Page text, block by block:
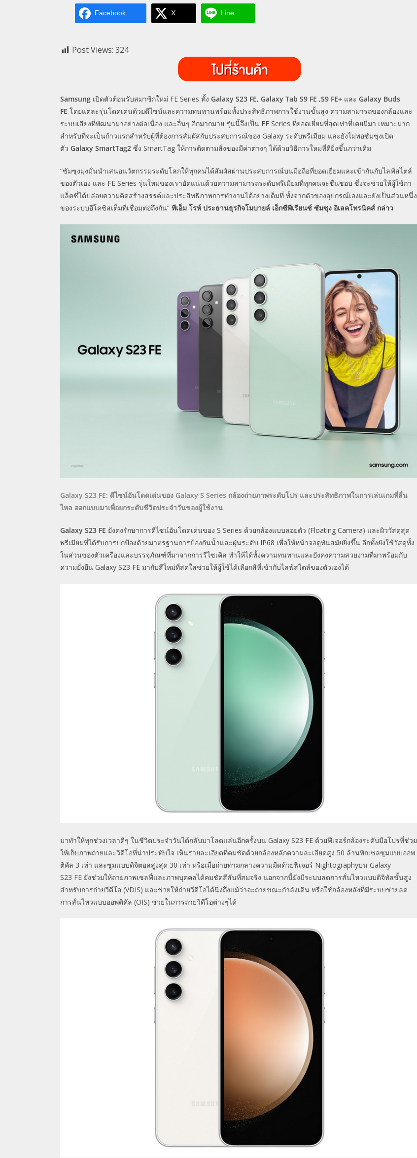
Facebook X Line
Post Views: 324
Samsung เปิดตัวต้อนรับสมาชิกใหม่ FE Series ทั้ง Galaxy S23 FE, Galaxy Tab S9 FE ,S9 FE+ และ Galaxy Buds
FE โดยแต่ละรุ่นโดดเด่นด้วยดีไซน์และความทนทานพร้อมทั้งประสิทธิภาพการใช้งานขั้นสูง ความสามารถของกล้องและ
ระบบเสียงที่พัฒนามาอย่างต่อเนื่อง และอื่นๆ อีกมากมาย รุ่นนี้จึงเป็น FE Series ที่ยอดเยี่ยมที่สุดเท่าที่เคยมีมา เหมาะมาก
สำหรับที่จะเป็นก้าวแรกสำหรับผู้ที่ต้องการสัมผัสกับประสบการณ์ของ Galaxy ระดับพรีเมียม และยังไม่พอซัมซุงเปิด
ตัว Galaxy SmartTag2 ซึ่ง SmartTag ให้การติดตามสิ่งของมีค่าต่างๆ ได้ด้วยวิธีการใหม่ที่ดียิ่งขึ้นกว่าเดิม
“ซัมซุงมุ่งมั่นนำเสนอนวัตกรรมระดับโลกให้ทุกคนได้สัมผัสผ่านประสบการณ์บนมือถือที่ยอดเยี่ยมและเข้ากันกับไลฟ์สไตล์
ของตัวเอง และ FE Series รุ่นใหม่ของเราอัดแน่นด้วยความสามารถระดับพรีเมียมที่ทุกคนจะชื่นชอบ ซึ่งจะช่วยให้ผู้ใช้กา
แล็คซี่ได้ปล่อยความคิดสร้างสรรค์และประสิทธิภาพการทำงานได้อย่างเต็มที่ ทั้งจากตัวของอุปกรณ์เองและยังเป็นส่วนหนึ่ง
ของระบบอีโคซิสเต็มที่เชื่อมต่อถึงกัน” ทีเอ็ม โรห์ ประธานธุรกิจโมบายล์ เอ็กซีพีเรียนซ์ ซัมซุง อิเลคโทรนิคส์ กล่าว
Galaxy S23 FE: ดีไซน์อันโดดเด่นของ Galaxy S Series กล้องถ่ายภาพระดับโปร และประสิทธิภาพในการเล่นเกมที่ลื่น
ไหล ออกแบบมาเพื่อยกระดับชีวิตประจำวันของผู้ใช้งาน
Galaxy S23 FE ยังคงรักษาการดีไซน์อันโดดเด่นของ S Series ด้วยกล้องแบบลอยตัว (Floating Camera) และผิววัสดุสุด
พรีเมียมที่ได้รับการปกป้องด้วยมาตรฐานการป้องกันน้ำและฝุ่นระดับ IP68 เพื่อให้หน้าจอดูทันสมัยยิ่งขึ้น อีกทั้งยังใช้วัสดุทั้ง
ในส่วนของตัวเครื่องและบรรจุภัณฑ์ที่มาจากการรีไซเคิล ทำให้ได้ทั้งความทนทานและยังคงความสวยงามที่มาพร้อมกับ
ความยั่งยืน Galaxy S23 FE มากับสีใหม่ที่สดใสช่วยให้ผู้ใช้ได้เลือกสีที่เข้ากับไลฟ์สไตล์ของตัวเองได้
มาทำให้ทุกช่วงเวลาดีๆ ในชีวิตประจำวันได้กลับมาโลดแล่นอีกครั้งบน Galaxy S23 FE ด้วยฟีเจอร์กล้องระดับมือโปรที่ช่วย
ให้เก็บภาพถ่ายและวิดีโอที่น่าประทับใจ เห็นรายละเอียดที่คมชัดด้วยกล้องหลักความละเอียดสูง 50 ล้านพิกเซลซูมแบบออพ
ติคัล 3 เท่า และซูมแบบดิจิตอลสูงสุด 30 เท่า หรือเมื่อถ่ายท่ามกลางความมืดด้วยฟีเจอร์ Nightographyบน Galaxy
S23 FE ยังช่วยให้ถ่ายภาพเซลฟี่และภาพบุคคลได้คมชัดสีสันที่สมจริง นอกจากนี้ยังมีระบบลดการสั่นไหวแบบดิจิทัลขั้นสูง
สำหรับการถ่ายวีดีโอ (VDIS) และช่วยให้ถ่ายวีดีโอได้นิ่งถึงแม้ว่าจะถ่ายขณะกำลังเดิน หรือใช้กล้องหลังที่มีระบบช่วยลด
การสั่นไหวแบบออพติคัล (OIS) ช่วยในการถ่ายวิดีโอต่างๆได้